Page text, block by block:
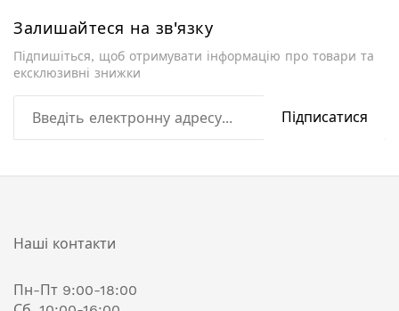
Залишайтеся на зв'язку
Підпишіться, щоб отримувати інформацію про товари та
ексклюзивні знижки
Підписатися
Наші контакти
Пн-Пт 9:00-18:00